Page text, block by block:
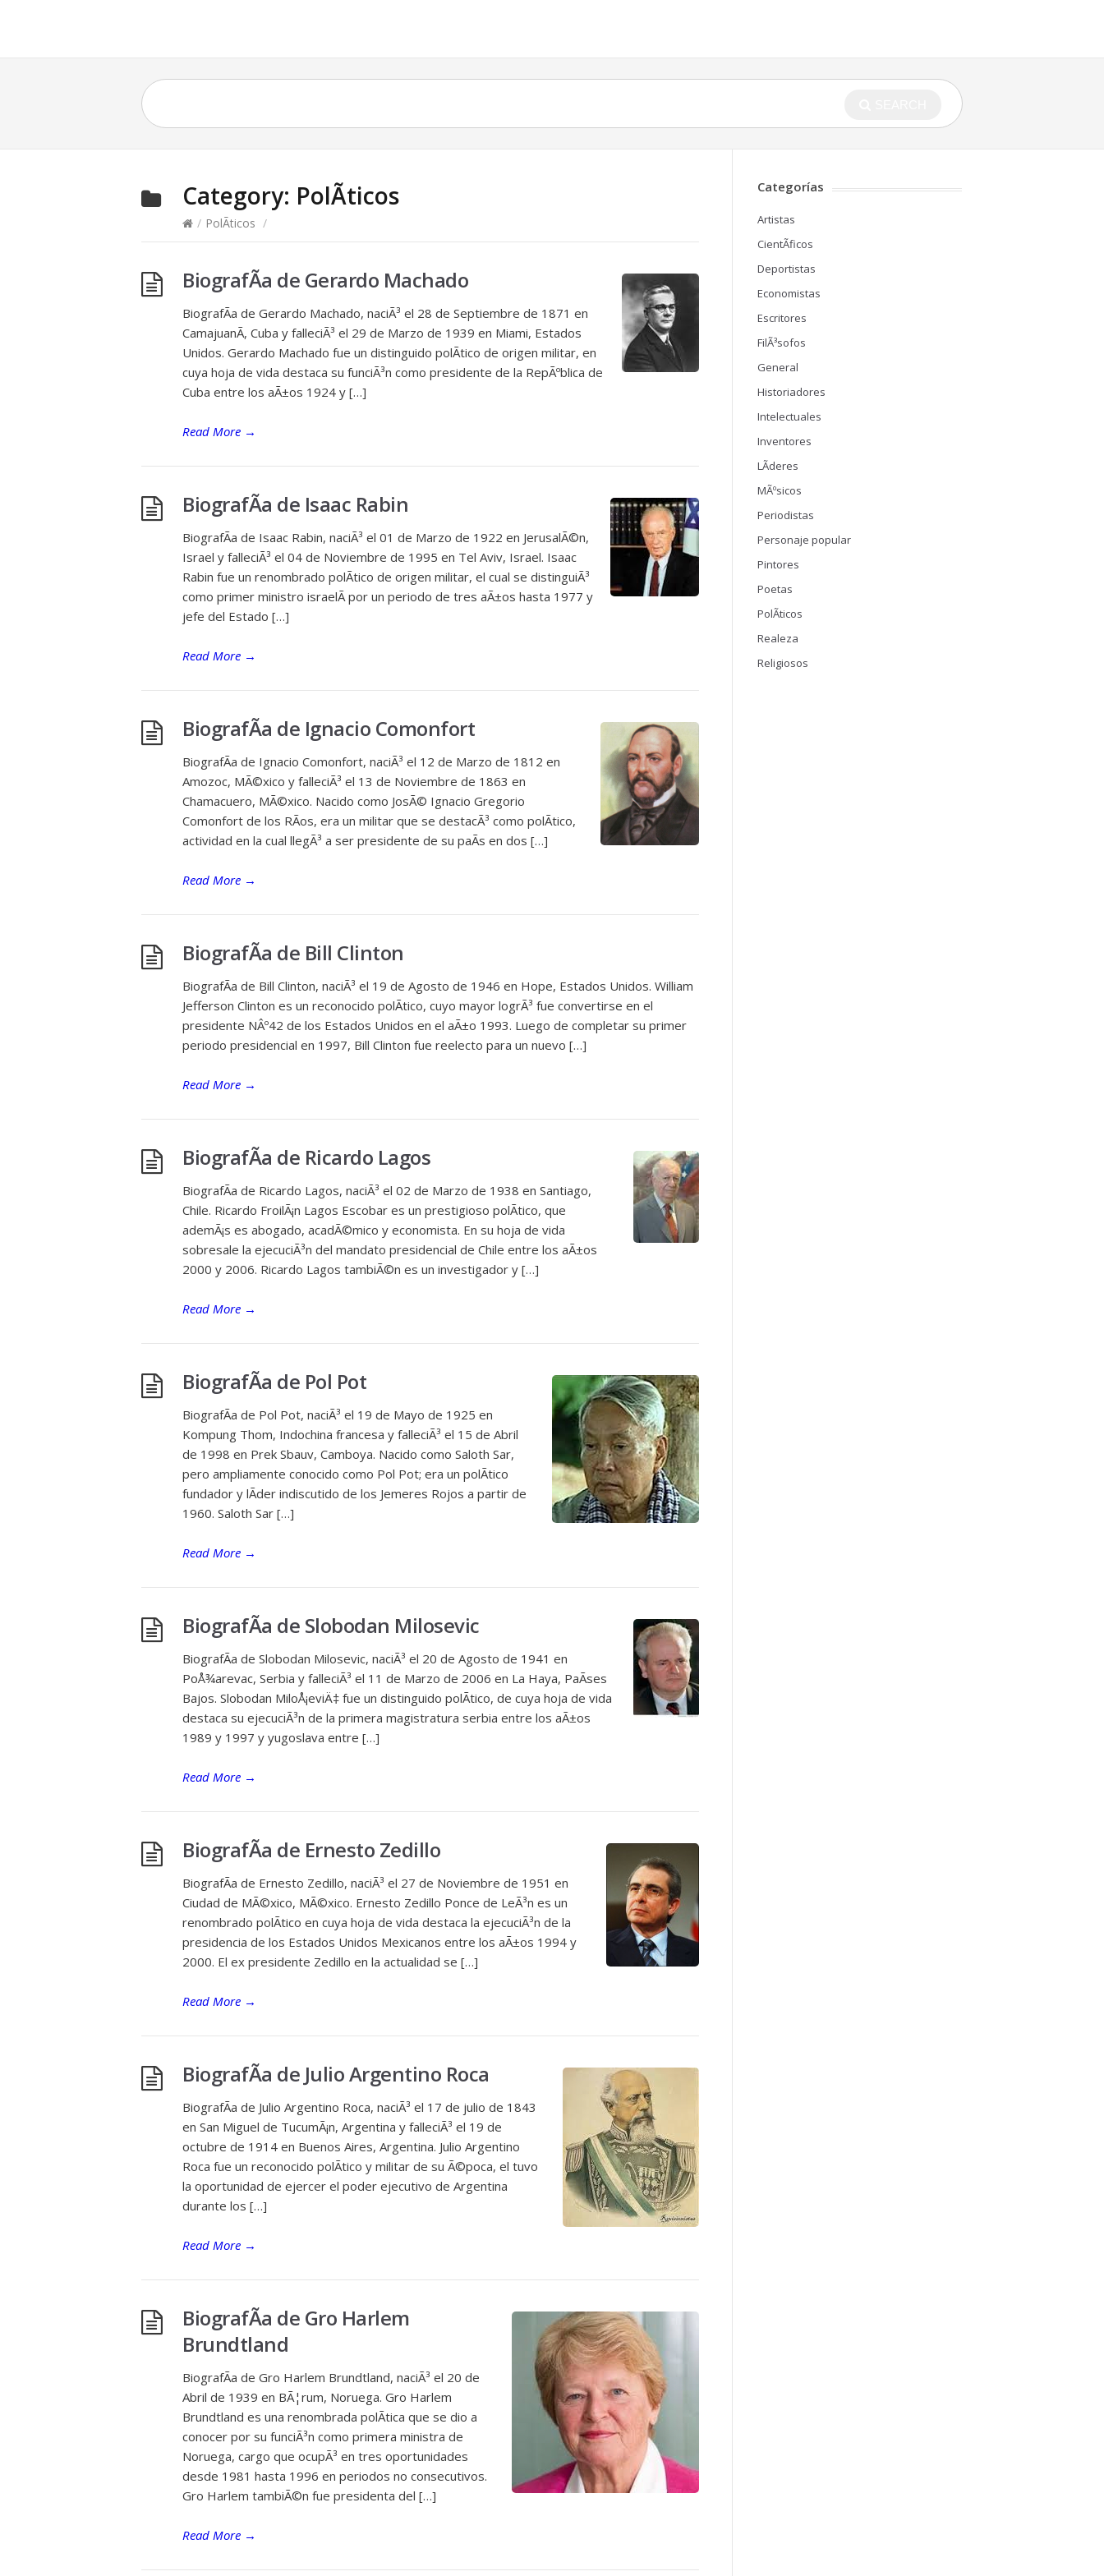
Category: PolÃ­ticos
/ PolÃ­ticos /
BiografÃ­a de Gerardo Machado
BiografÃ­a de Gerardo Machado, naciÃ³ el 28 de Septiembre de 1871 en
CamajuanÃ­, Cuba y falleciÃ³ el 29 de Marzo de 1939 en Miami, Estados
Unidos. Gerardo Machado fue un distinguido polÃ­tico de origen militar, en
cuya hoja de vida destaca su funciÃ³n como presidente de la RepÃºblica de
Cuba entre los aÃ±os 1924 y […]
Read More →
BiografÃ­a de Isaac Rabin
BiografÃ­a de Isaac Rabin, naciÃ³ el 01 de Marzo de 1922 en JerusalÃ©n,
Israel y falleciÃ³ el 04 de Noviembre de 1995 en Tel Aviv, Israel. Isaac
Rabin fue un renombrado polÃ­tico de origen militar, el cual se distinguiÃ³
como primer ministro israelÃ­ por un periodo de tres aÃ±os hasta 1977 y
jefe del Estado […]
Read More →
BiografÃ­a de Ignacio Comonfort
BiografÃ­a de Ignacio Comonfort, naciÃ³ el 12 de Marzo de 1812 en
Amozoc, MÃ©xico y falleciÃ³ el 13 de Noviembre de 1863 en
Chamacuero, MÃ©xico. Nacido como JosÃ© Ignacio Gregorio
Comonfort de los RÃ­os, era un militar que se destacÃ³ como polÃ­tico,
actividad en la cual llegÃ³ a ser presidente de su paÃ­s en dos […]
Read More →
BiografÃ­a de Bill Clinton
BiografÃ­a de Bill Clinton, naciÃ³ el 19 de Agosto de 1946 en Hope, Estados Unidos. William
Jefferson Clinton es un reconocido polÃ­tico, cuyo mayor logrÃ³ fue convertirse en el
presidente NÂº42 de los Estados Unidos en el aÃ±o 1993. Luego de completar su primer
periodo presidencial en 1997, Bill Clinton fue reelecto para un nuevo […]
Read More →
BiografÃ­a de Ricardo Lagos
BiografÃ­a de Ricardo Lagos, naciÃ³ el 02 de Marzo de 1938 en Santiago,
Chile. Ricardo FroilÃ¡n Lagos Escobar es un prestigioso polÃ­tico, que
ademÃ¡s es abogado, acadÃ©mico y economista. En su hoja de vida
sobresale la ejecuciÃ³n del mandato presidencial de Chile entre los aÃ±os
2000 y 2006. Ricardo Lagos tambiÃ©n es un investigador y […]
Read More →
BiografÃ­a de Pol Pot
BiografÃ­a de Pol Pot, naciÃ³ el 19 de Mayo de 1925 en
Kompung Thom, Indochina francesa y falleciÃ³ el 15 de Abril
de 1998 en Prek Sbauv, Camboya. Nacido como Saloth Sar,
pero ampliamente conocido como Pol Pot; era un polÃ­tico
fundador y lÃ­der indiscutido de los Jemeres Rojos a partir de
1960. Saloth Sar […]
Read More →
BiografÃ­a de Slobodan Milosevic
BiografÃ­a de Slobodan Milosevic, naciÃ³ el 20 de Agosto de 1941 en
PoÅ¾arevac, Serbia y falleciÃ³ el 11 de Marzo de 2006 en La Haya, PaÃ­ses
Bajos. Slobodan MiloÅ¡eviÄ‡ fue un distinguido polÃ­tico, de cuya hoja de vida
destaca su ejecuciÃ³n de la primera magistratura serbia entre los aÃ±os
1989 y 1997 y yugoslava entre […]
Read More →
BiografÃ­a de Ernesto Zedillo
BiografÃ­a de Ernesto Zedillo, naciÃ³ el 27 de Noviembre de 1951 en
Ciudad de MÃ©xico, MÃ©xico. Ernesto Zedillo Ponce de LeÃ³n es un
renombrado polÃ­tico en cuya hoja de vida destaca la ejecuciÃ³n de la
presidencia de los Estados Unidos Mexicanos entre los aÃ±os 1994 y
2000. El ex presidente Zedillo en la actualidad se […]
Read More →
BiografÃ­a de Julio Argentino Roca
BiografÃ­a de Julio Argentino Roca, naciÃ³ el 17 de julio de 1843
en San Miguel de TucumÃ¡n, Argentina y falleciÃ³ el 19 de
octubre de 1914 en Buenos Aires, Argentina. Julio Argentino
Roca fue un reconocido polÃ­tico y militar de su Ã©poca, el tuvo
la oportunidad de ejercer el poder ejecutivo de Argentina
durante los […]
Read More →
BiografÃ­a de Gro Harlem
Brundtland
BiografÃ­a de Gro Harlem Brundtland, naciÃ³ el 20 de
Abril de 1939 en BÃ¦rum, Noruega. Gro Harlem
Brundtland es una renombrada polÃ­tica que se dio a
conocer por su funciÃ³n como primera ministra de
Noruega, cargo que ocupÃ³ en tres oportunidades
desde 1981 hasta 1996 en periodos no consecutivos.
Gro Harlem tambiÃ©n fue presidenta del […]
Read More →
Categorías
Artistas
CientÃ­ficos
Deportistas
Economistas
Escritores
FilÃ³sofos
General
Historiadores
Intelectuales
Inventores
LÃ­deres
MÃºsicos
Periodistas
Personaje popular
Pintores
Poetas
PolÃ­ticos
Realeza
Religiosos